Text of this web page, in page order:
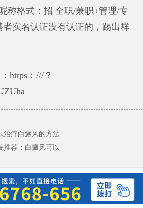
称格式：招 全职/兼职+管理/专
者实名认证没有认证的，踢出群
https：///？
治疗白癜风的方法
推荐：白癜风可以